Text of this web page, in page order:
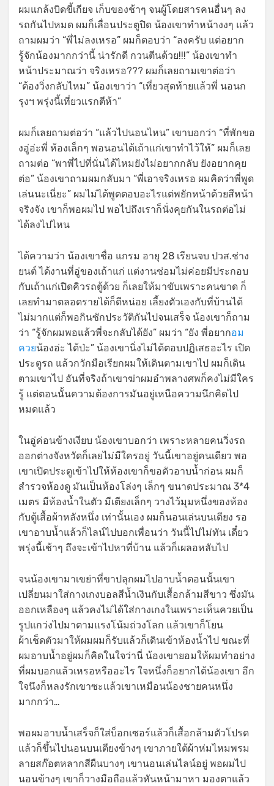
ผมแกล้งบิดขี้เกียจ เก็บของช้าๆ จนผู้โดยสารคนอื่นๆ ลง
รถกันไปหมด ผมก็เลื่อนประตูปิด น้องเขาทำหน้างงๆ แล้ว
ถามผมว่า “พี่ไม่ลงเหรอ” ผมก็ตอบว่า “ลงครับ แต่อยาก
รู้จักน้องมากกว่านี้ น่ารักดี กวนตีนด้วย!!!” น้องเขาทำ
หน้าประมาณว่า จริงเหรอ??? ผมก็เลยถามเขาต่อว่า
“ต้องวิ่งกลับไหม” น้องเขาว่า “เที่ยวสุดท้ายแล้วพี่ นอนก
รุงฯ พรุ่งนี้เที่ยวแรกตีห้า”
ผมก็เลยถามต่อว่า “แล้วไปนอนไหน” เขาบอกว่า “ที่พักขอ
งอู่อ่ะพี่ ห้องเล็กๆ พอนอนได้เถ้าแก่เขาทำไว้ให้” ผมก็เลย
ถามต่อ “พาพี่ไปที่นั่นได้ไหมยังไม่อยากกลับ ยังอยากคุย
ต่อ” น้องเขาถามผมกลับมา “พี่เอาจริงเหรอ ผมคิดว่าพี่พูด
เล่นนะเนี่ยะ” ผมไม่ได้พูดตอบอะไรแต่พยักหน้าด้วยสีหน้า
จริงจัง เขาก็พอผมไป พอไปถึงเราก็นั่งคุยกันในรถต่อไม่
ได้ลงไปไหน
ได้ความว่า น้องเขาชื่อ แกรม อายุ 28 เรียนจบ ปวส.ช่าง
ยนต์ ได้งานที่อู่ของเถ้าแก่ แต่งานซ่อมไม่ค่อยมีประกอบ
กับเถ้าแก่เปิดคิวรถตู้ด้วย ก็เลยให้มาขับเพราะคนขาด ก็
เลยทำมาตลอดรายได้ก็ดีหน่อย เลี้ยงตัวเองกับที่บ้านได้
ไม่มากแต่ก็พอกินซักประวัติกันไปจนเสร็จ น้องเขาก็ถาม
ว่า “รู้จักผมพอแล้วพี่จะกลับได้ยัง” ผมว่า “ยัง พี่อยากอม
ควยน้องอ่ะ ได้ป่ะ” น้องเขานิ่งไม่ได้ตอบปฏิเสธอะไร เปิด
ประตูรถ แล้วกวักมือเรียกผมให้เดินตามเขาไป ผมก็เดิน
ตามเขาไป อันที่จริงถ้าเขาฆ่าผมอำพลางศพก็คงไม่มีใคร
รู้ แต่ตอนนั้นความต้องการมันอยู่เหนือความนึกคิดไป
หมดแล้ว
ในอู่ค่อนข้างเงียบ น้องเขาบอกว่า เพราะหลายคนวิ่งรถ
ออกต่างจังหวัดก็เลยไม่มีใครอยู่ วันนี้เขาอยู่คนเดียว พอ
เขาเปิดประตูเข้าไปให้ห้องเขาก็ขอตัวอาบน้ำก่อน ผมก็
สำรวจห้องดู มันเป็นห้องโล่งๆ เล็กๆ ขนาดประมาณ 3*4
เมตร มีห้องน้ำในตัว มีเตียงเล็กๆ วางไว้มุมหนึ่งของห้อง
กับตู้เสื้อผ้าหลังหนึ่ง เท่านั้นเอง ผมก็นอนเล่นบนเตียง รอ
เขาอาบน้ำแล้วก็ไลน์ไปบอกเพื่อนว่า วันนี้ไปไม่ทัน เดี๋ยว
พรุ่งนี้เช้าๆ ถึงจะเข้าไปหาที่บ้าน แล้วก็เผลอหลับไป
จนน้องเขามาเขย่าที่ขาปลุกผมไปอาบน้ำตอนนั้นเขา
เปลี่ยนมาใส่กางเกงบอลสีน้ำเงินกับเสื้อกล้ามสีขาว ซึ่งมัน
ออกเหลืองๆ แล้วคงไม่ได้ใส่กางเกงในเพราะเห็นควยเป็น
รูปแกว่งไปมาตามแรงโน้มถ่วงโลก แล้วเขาก็โยน
ผ้าเช็ดตัวมาให้ผมผมก็รับแล้วก็เดินเข้าห้องน้ำไป ขณะที่
ผมอาบน้ำอยู่ผมก็คิดในใจว่านี่ น้องเขายอมให้ผมทำอย่าง
ที่ผมบอกแล้วเหรอหรืออะไร ใจหนึ่งก็อยากได้น้องเขา อีก
ใจนึงก็หลงรักเขาซะแล้วเขาเหมือนน้องชายคนหนึ่ง
มากกว่า…
พอผมอาบน้ำเสร็จก็ใส่บ็อกเซอร์แล้วก็เสื้อกล้ามตัวโปรด
แล้วก็ขึ้นไปนอนบนเตียงข้างๆ เขาภายใต้ผ้าห่มไหมพรม
ลายสก๊อตหลากสีผืนบางๆ เขานอนเล่นไลน์อยู่ พอผมไป
นอนข้างๆ เขาก็วางมือถือแล้วหันหน้ามาหา มองตาแล้ว